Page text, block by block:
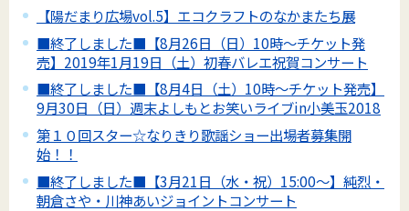
【陽だまり広場vol.5】エコクラフトのなかまたち展
■終了しました■【8月26日（日）10時～チケット発
売】2019年1月19日（土）初春バレエ祝賀コンサート
■終了しました■【8月4日（土）10時～チケット発売】
9月30日（日）週末よしもとお笑いライブin小美玉2018
第１０回スター☆なりきり歌謡ショー出場者募集開
始！！
■終了しました■【3月21日（水・祝）15:00～】純烈・
朝倉さや・川神あいジョイントコンサート